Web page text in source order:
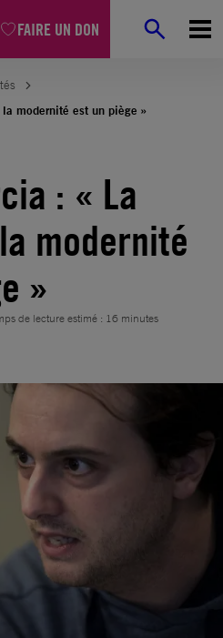
FAIRE UN DON
modernité est un piège »
: « La
modernité
»
de lecture estimé : 16 minutes